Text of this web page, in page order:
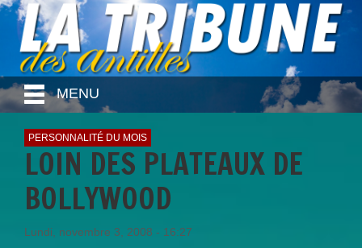
MENU
PERSONNALITÉ DU MOIS
LOIN DES PLATEAUX DE
BOLLYWOOD
Lundi, novembre 3, 2008 - 16:27